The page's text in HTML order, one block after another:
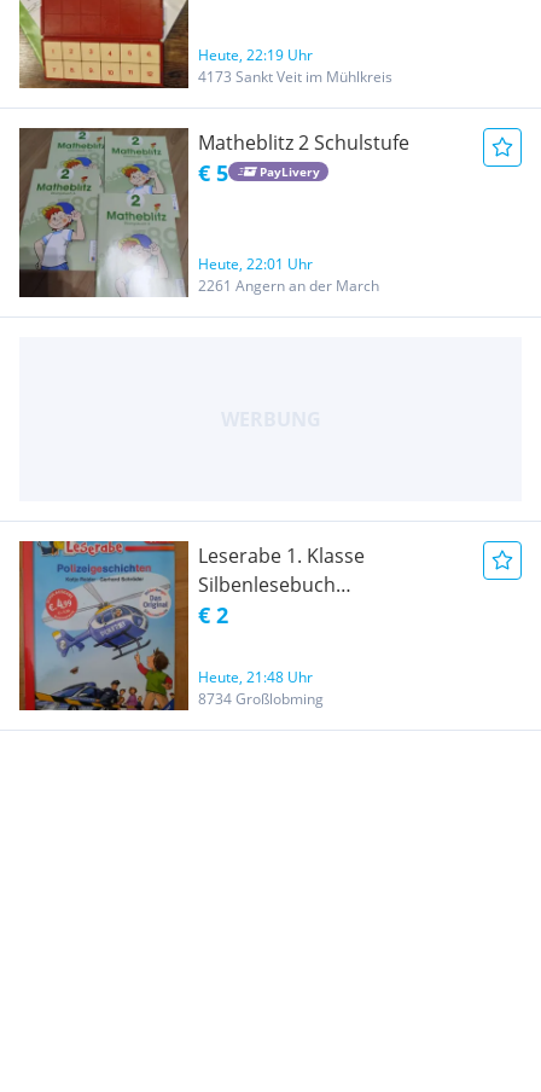
Heute, 22:19 Uhr
4173 Sankt Veit im Mühlkreis
Matheblitz 2 Schulstufe
€ 5 PayLivery
Heute, 22:01 Uhr
2261 Angern an der March
Leserabe 1. Klasse
Silbenlesebuch
Polizeigeschichten
€ 2
Heute, 21:48 Uhr
8734 Großlobming